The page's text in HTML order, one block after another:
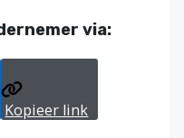
via:
Kopieer link